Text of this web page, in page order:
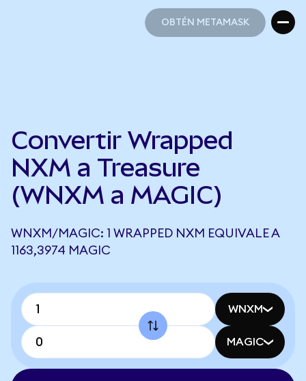
OBTÉN METAMASK
Convertir Wrapped
NXM a Treasure
(WNXM a MAGIC)
WNXM/MAGIC: 1 WRAPPED NXM EQUIVALE A
1163,3974 MAGIC
WNXM
MAGIC